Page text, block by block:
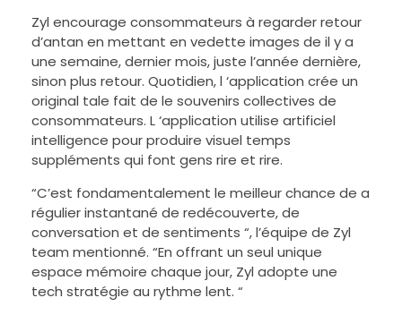
Zyl encourage consommateurs à regarder retour
d’antan en mettant en vedette images de il y a
une semaine, dernier mois, juste l’année dernière,
sinon plus retour. Quotidien, l ‘application crée un
original tale fait de le souvenirs collectives de
consommateurs. L ‘application utilise artificiel
intelligence pour produire visuel temps
suppléments qui font gens rire et rire.
“C’est fondamentalement le meilleur chance de a
régulier instantané de redécouverte, de
conversation et de sentiments “, l’équipe de Zyl
team mentionné. “En offrant un seul unique
espace mémoire chaque jour, Zyl adopte une
tech stratégie au rythme lent. “